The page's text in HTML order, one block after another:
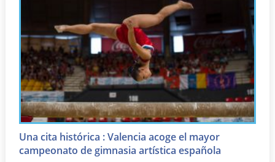
Una cita histórica : Valencia acoge el mayor
campeonato de gimnasia artística española